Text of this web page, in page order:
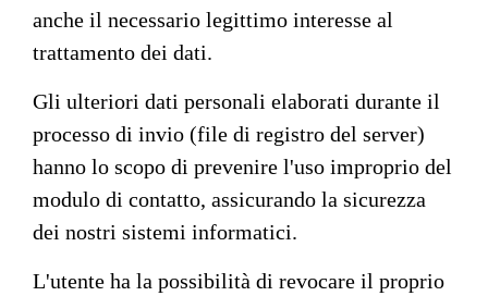
anche il necessario legittimo interesse al
trattamento dei dati.
Gli ulteriori dati personali elaborati durante il
processo di invio (file di registro del server)
hanno lo scopo di prevenire l'uso improprio del
modulo di contatto, assicurando la sicurezza
dei nostri sistemi informatici.
L'utente ha la possibilità di revocare il proprio